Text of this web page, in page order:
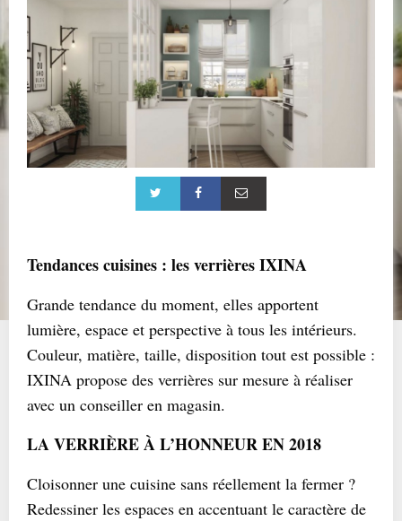
Tendances cuisines : les verrières IXINA
Grande tendance du moment, elles apportent
lumière, espace et perspective à tous les intérieurs.
Couleur, matière, taille, disposition tout est possible :
IXINA propose des verrières sur mesure à réaliser
avec un conseiller en magasin.
LA VERRIÈRE À L’HONNEUR EN 2018
Cloisonner une cuisine sans réellement la fermer ?
Redessiner les espaces en accentuant le caractère de